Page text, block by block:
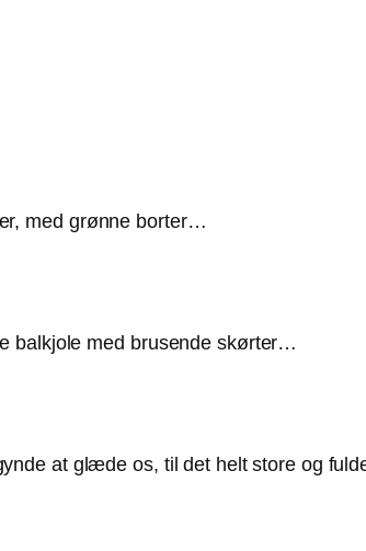
med grønne borter…
balkjole med brusende skørter…
at glæde os, til det helt store og